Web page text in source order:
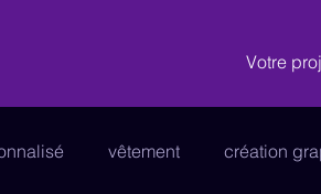
Votre
vêtement création